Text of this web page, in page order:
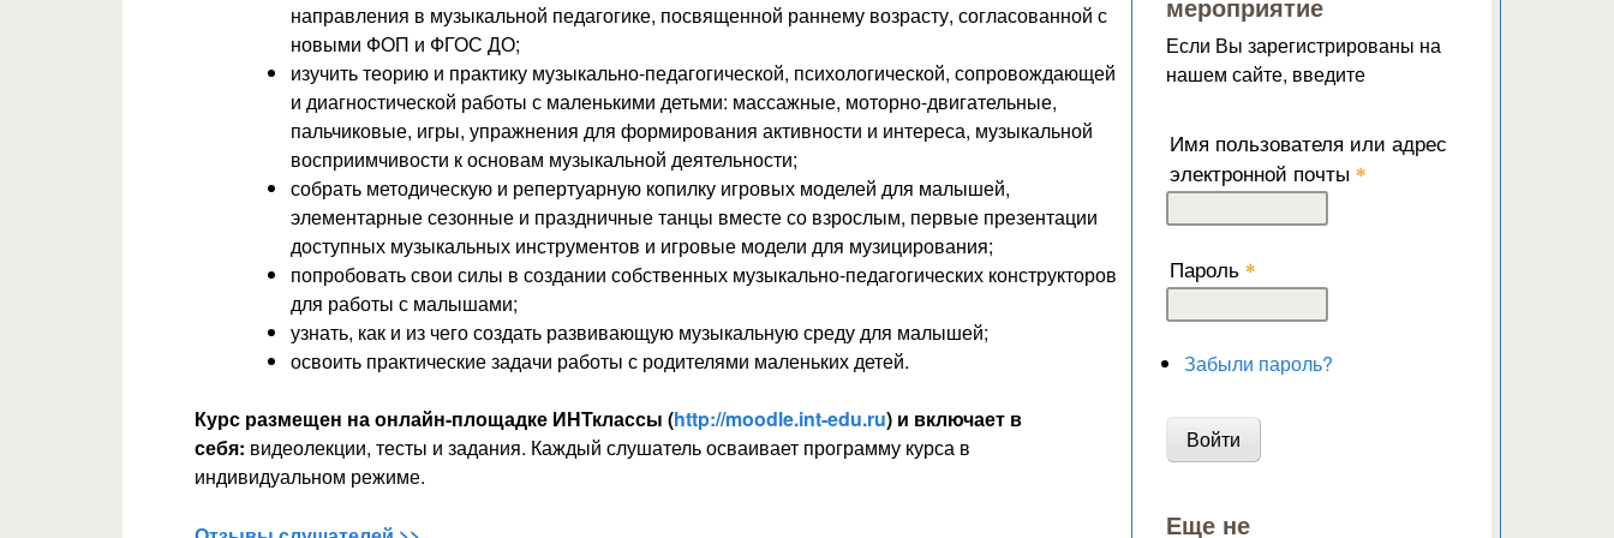
направления в музыкальной педагогике, посвященной раннему возрасту, согласованной с
новыми ФОП и ФГОС ДО;
изучить теорию и практику музыкально-педагогической, психологической, сопровождающей
и диагностической работы с маленькими детьми: массажные, моторно-двигательные,
пальчиковые, игры, упражнения для формирования активности и интереса, музыкальной
восприимчивости к основам музыкальной деятельности;
собрать методическую и репертуарную копилку игровых моделей для малышей,
элементарные сезонные и праздничные танцы вместе со взрослым, первые презентации
доступных музыкальных инструментов и игровые модели для музицирования;
попробовать свои силы в создании собственных музыкально-педагогических конструкторов
для работы с малышами;
узнать, как и из чего создать развивающую музыкальную среду для малышей;
освоить практические задачи работы с родителями маленьких детей.
Курс размещен на онлайн-площадке ИНТклассы (http://moodle.int-edu.ru) и включает в
себя: видеолекции, тесты и задания. Каждый слушатель осваивает программу курса в
индивидуальном режиме.
Если Вы зарегистрированы на
нашем сайте, введите
Имя пользователя или адрес
электронной почты *
Пароль *
Забыли пароль?
Еще не